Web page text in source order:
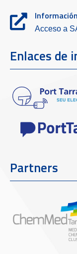
Acceso a
Enlaces de
Partners